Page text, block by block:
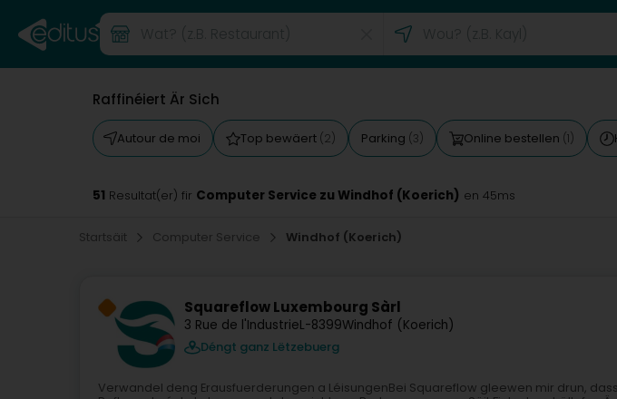
Raffinéiert Är Sich
Autour de moi Top bewäert (2) Parking (3) Online bestellen (1)
51 Resultat(er) fir Computer Service zu Windhof (Koerich) en 45ms
Startsäit Computer Service Windhof (Koerich)
Squareflow Luxembourg Sàrl
3 Rue de l'IndustrieL-8399Windhof (Koerich)
Déngt ganz Lëtzebuerg
Verwandel deng Erausfuerderungen a LéisungenBei Squareflow gleewen mir drun,